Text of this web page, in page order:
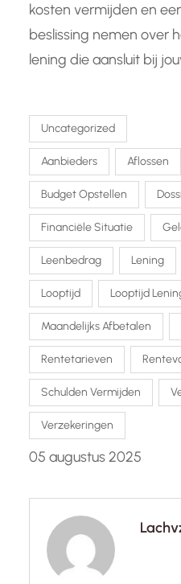
kosten vermijden en
beslissing nemen over
lening die aansluit bij
Uncategorized
Aanbieders Aflossen
Budget Opstellen
Financiële Situatie
Leenbedrag Lening
Looptijd Looptijd
Maandelijks Afbetalen
Rentetarieven
Schulden Vermijden
Verzekeringen
05 augustus 2025